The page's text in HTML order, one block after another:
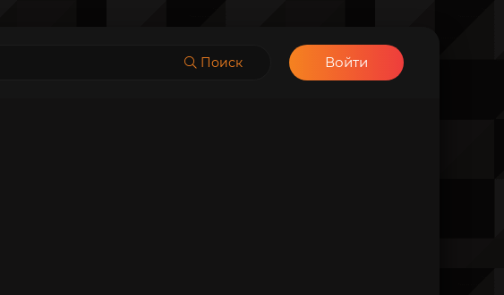
Поиск Войти